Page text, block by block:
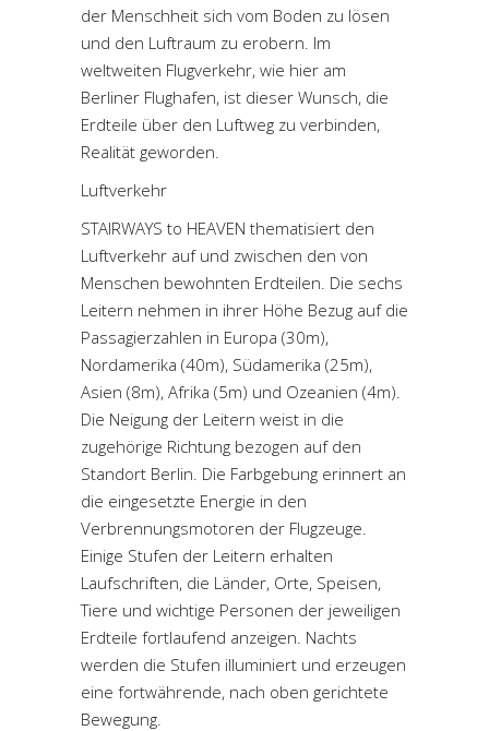
der Menschheit sich vom Boden zu lösen
und den Luftraum zu erobern. Im
weltweiten Flugverkehr, wie hier am
Berliner Flughafen, ist dieser Wunsch, die
Erdteile über den Luftweg zu verbinden,
Realität geworden.
Luftverkehr
STAIRWAYS to HEAVEN thematisiert den
Luftverkehr auf und zwischen den von
Menschen bewohnten Erdteilen. Die sechs
Leitern nehmen in ihrer Höhe Bezug auf die
Passagierzahlen in Europa (30m),
Nordamerika (40m), Südamerika (25m),
Asien (8m), Afrika (5m) und Ozeanien (4m).
Die Neigung der Leitern weist in die
zugehörige Richtung bezogen auf den
Standort Berlin. Die Farbgebung erinnert an
die eingesetzte Energie in den
Verbrennungsmotoren der Flugzeuge.
Einige Stufen der Leitern erhalten
Laufschriften, die Länder, Orte, Speisen,
Tiere und wichtige Personen der jeweiligen
Erdteile fortlaufend anzeigen. Nachts
werden die Stufen illuminiert und erzeugen
eine fortwährende, nach oben gerichtete
Bewegung.